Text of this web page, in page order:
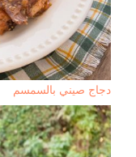
دجاج صيني بالسمسم